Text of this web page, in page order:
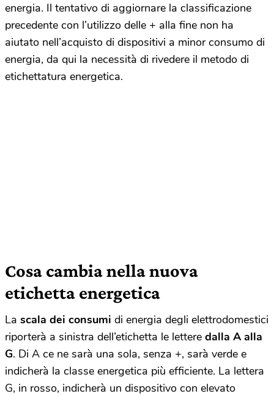
energia. Il tentativo di aggiornare la classificazione
precedente con l’utilizzo delle + alla fine non ha
aiutato nell’acquisto di dispositivi a minor consumo di
energia, da qui la necessità di rivedere il metodo di
etichettatura energetica.
Cosa cambia nella nuova
etichetta energetica
La scala dei consumi di energia degli elettrodomestici
riporterà a sinistra dell’etichetta le lettere dalla A alla
G. Di A ce ne sarà una sola, senza +, sarà verde e
indicherà la classe energetica più efficiente. La lettera
G, in rosso, indicherà un dispositivo con elevato